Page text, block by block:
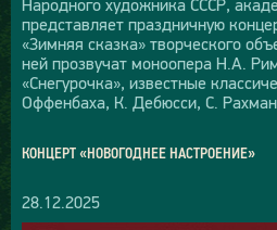
Народного художника СССР,
представляет праздничную
«Зимняя сказка» творческого
ней прозвучат моноопера Н.А.
«Снегурочка», известные
Оффенбаха, К. Дебюсси, С.
КОНЦЕРТ «НОВОГОДНЕЕ НАСТРОЕНИЕ»
28.12.2025